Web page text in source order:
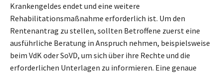
Krankengeldes endet und eine weitere
Rehabilitationsmaßnahme erforderlich ist. Um den
Rentenantrag zu stellen, sollten Betroffene zuerst eine
ausführliche Beratung in Anspruch nehmen, beispielsweise
beim VdK oder SoVD, um sich über ihre Rechte und die
erforderlichen Unterlagen zu informieren. Eine genaue